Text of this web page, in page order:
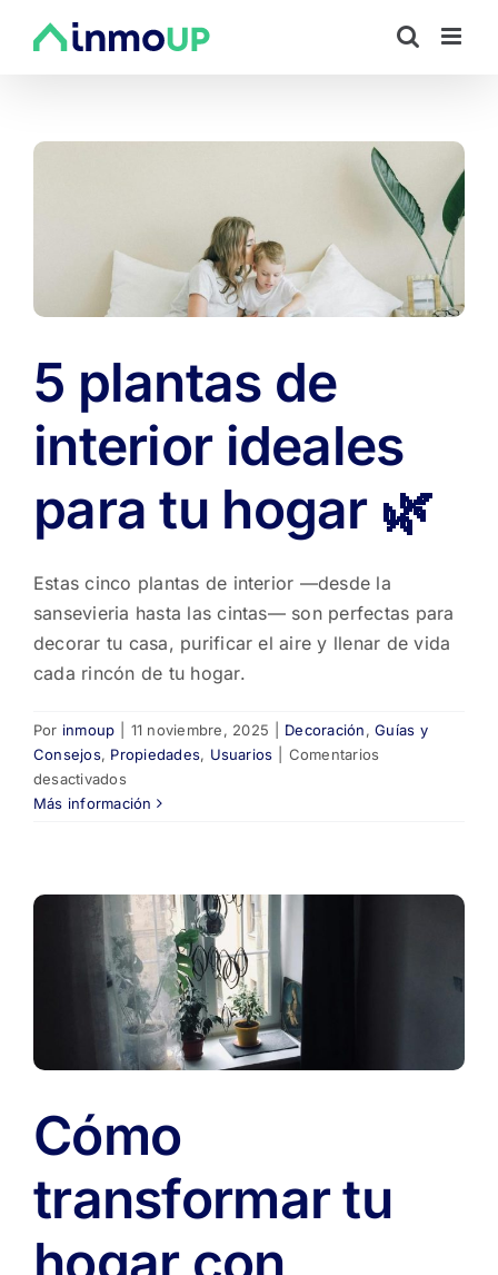
5 plantas de
interior ideales
para tu hogar 🌿
Estas cinco plantas de interior —desde la
sansevieria hasta las cintas— son perfectas para
decorar tu casa, purificar el aire y llenar de vida
cada rincón de tu hogar.
Por inmoup 11 noviembre, 2025 Decoración,Guías y
Consejos, Propiedades, Usuarios
Comentarios
desactivadosen
5
ideales
para
tu
hogar
🌿
Más información
Cómo
transformar tu
hogar con